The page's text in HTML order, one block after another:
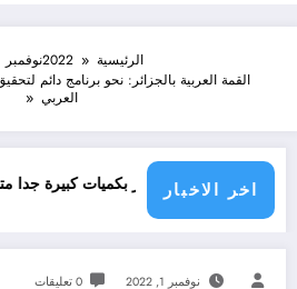
الرئيسية 2022نوفمبر
القمة العربية بالجزائر: نحو برنامج دائم
العربي
اخر الاخبار
امطار بكميات كبيرة جدا متوقعة في
نوفمبر 1, 2022 0 تعليقات